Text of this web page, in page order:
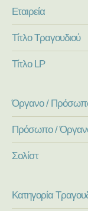
Εταιρεία
Τίτλο Τραγουδιού
Τίτλο LP
Όργανο /
Πρόσωπο /
Σολίστ
Κατηγορία